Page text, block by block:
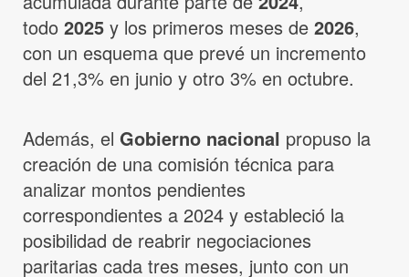
todo 2025 y los primeros meses de 2026,
con un esquema que prevé un incremento
del 21,3% en junio y otro 3% en octubre.
Además, el Gobierno nacional propuso la
creación de una comisión técnica para
analizar montos pendientes
correspondientes a 2024 y estableció la
posibilidad de reabrir negociaciones
paritarias cada tres meses, junto con un